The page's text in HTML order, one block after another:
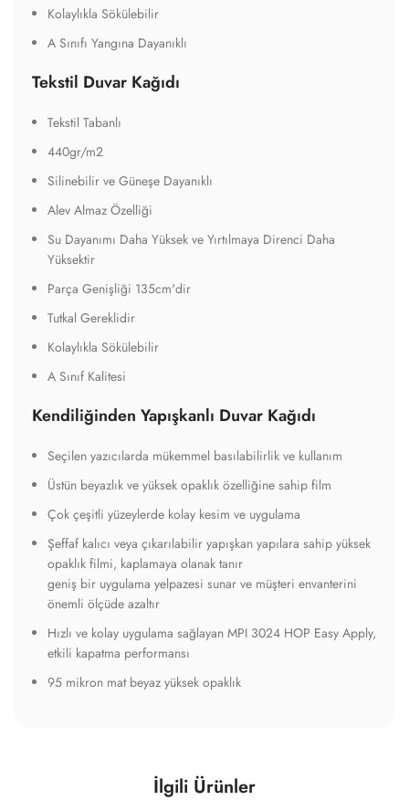
Kolaylıkla Sökülebilir
A Sınıfı Yangına Dayanıklı
Tekstil Duvar Kağıdı
Tekstil Tabanlı
440gr/m2
Silinebilir ve Güneşe Dayanıklı
Alev Almaz Özelliği
Su Dayanımı Daha Yüksek ve Yırtılmaya Direnci Daha
Yüksektir
Parça Genişliği 135cm'dir
Tutkal Gereklidir
Kolaylıkla Sökülebilir
A Sınıf Kalitesi
Kendiliğinden Yapışkanlı Duvar Kağıdı
Seçilen yazıcılarda mükemmel basılabilirlik ve kullanım
Üstün beyazlık ve yüksek opaklık özelliğine sahip film
Çok çeşitli yüzeylerde kolay kesim ve uygulama
Şeffaf kalıcı veya çıkarılabilir yapışkan yapılara sahip yüksek
opaklık filmi, kaplamaya olanak tanır
geniş bir uygulama yelpazesi sunar ve müşteri envanterini
önemli ölçüde azaltır
Hızlı ve kolay uygulama sağlayan MPI 3024 HOP Easy Apply,
etkili kapatma performansı
95 mikron mat beyaz yüksek opaklık
İlgili Ürünler